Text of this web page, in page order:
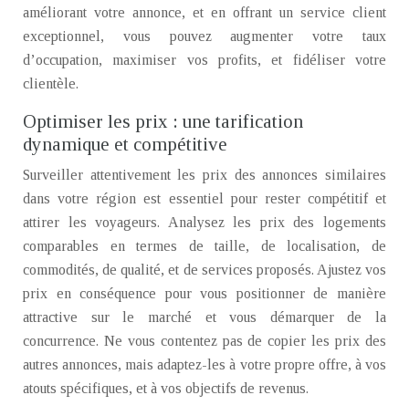
améliorant votre annonce, et en offrant un service client
exceptionnel, vous pouvez augmenter votre taux
d’occupation, maximiser vos profits, et fidéliser votre
clientèle.
Optimiser les prix : une tarification
dynamique et compétitive
Surveiller attentivement les prix des annonces similaires
dans votre région est essentiel pour rester compétitif et
attirer les voyageurs. Analysez les prix des logements
comparables en termes de taille, de localisation, de
commodités, de qualité, et de services proposés. Ajustez vos
prix en conséquence pour vous positionner de manière
attractive sur le marché et vous démarquer de la
concurrence. Ne vous contentez pas de copier les prix des
autres annonces, mais adaptez-les à votre propre offre, à vos
atouts spécifiques, et à vos objectifs de revenus.